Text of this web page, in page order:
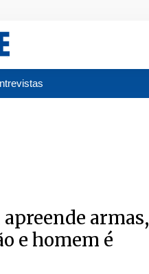
armas,
e homem é